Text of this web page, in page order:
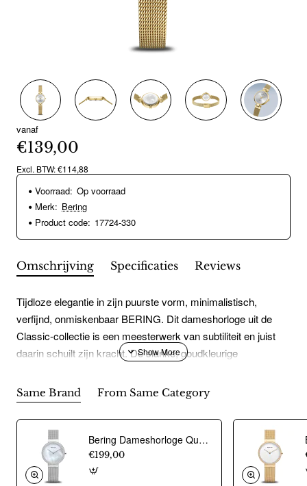
vanaf
€139,00
Excl. BTW: €114,88
Voorraad: Op voorraad
Merk: Bering
Product code: 17724-330
Omschrijving Specificaties Reviews
Tijdloze elegantie in zijn puurste vorm, minimalistisch,
verfijnd, onmiskenbaar BERING. Dit dameshorloge uit de
Classic-collectie is een meesterwerk van subtiliteit en juist
daarin schuilt zijn kracht. De slanke, goudkleurige
met zijn hoogte van slechts 2 mm bijna gewichtloos om de
pols. De zilverkleurige wijzerplaat straalt een heldere,
Arctische rust uit, geaccentueerd door een echte diamant op
twaalf uur, als een bevroren ster boven een stille ijsvlakte. De
warme gouden Milanese band vervolmaakt het
minimalistische ontwerp met een fijne structuur en uitstekend
Same Brand From Same Category
Bering Dameshorloge Quartz, model 14531-004 (31mm) - 23577
€199,00